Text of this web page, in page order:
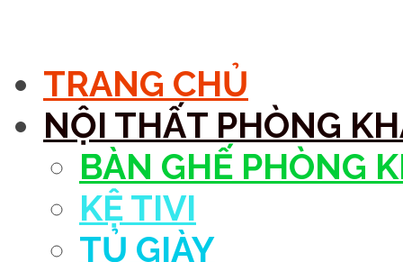
TRANG CHỦ
NỘI THẤT PHÒNG
BÀN GHẾ PHÒNG
KỆ TIVI
TỦ GIÀY